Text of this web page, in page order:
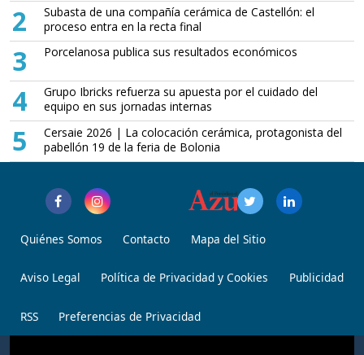
2
Subasta de una compañía cerámica de Castellón: el
proceso entra en la recta final
3 Porcelanosa publica sus resultados económicos
4
Grupo Ibricks refuerza su apuesta por el cuidado del
equipo en sus jornadas internas
5
Cersaie 2026 | La colocación cerámica, protagonista del
pabellón 19 de la feria de Bolonia
Quiénes Somos Contacto Mapa del Sitio
Aviso Legal Política de Privacidad y Cookies Publicidad
RSS Preferencias de Privacidad